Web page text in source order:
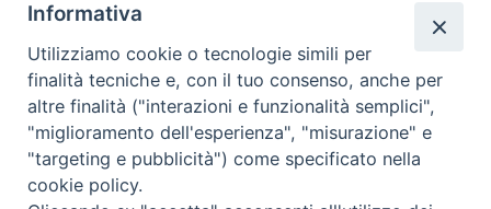
Informativa
Utilizziamo cookie o tecnologie simili per
finalità tecniche e, con il tuo consenso, anche per
altre finalità ("interazioni e funzionalità semplici",
"miglioramento dell'esperienza", "misurazione" e
"targeting e pubblicità") come specificato nella
cookie policy.